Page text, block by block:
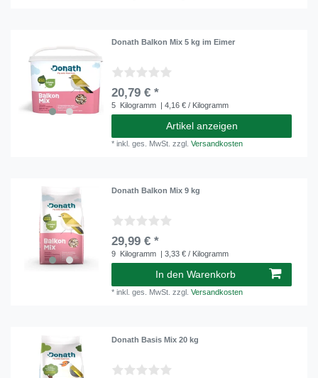
Donath Balkon Mix 5 kg im Eimer
20,79 € *
5 Kilogramm | 4,16 € / Kilogramm
Artikel anzeigen
*inkl. ges. MwSt. zzgl.Versandkosten
Donath Balkon Mix 9 kg
29,99 € *
9 Kilogramm | 3,33 € / Kilogramm
In den Warenkorb
*inkl. ges. MwSt. zzgl.Versandkosten
Donath Basis Mix 20 kg